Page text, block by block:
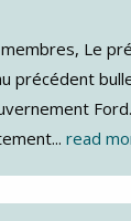
Le
précédent
read